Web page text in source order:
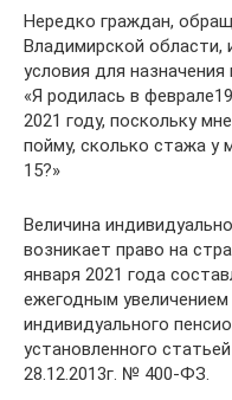
Нередко граждан,
Владимирской области,
условия для
«Я родилась в
2021 году, поскольку
пойму, сколько стажа
15?»
Величина
возникает право на
января 2021 года
ежегодным
индивидуального
установленного
28.12.2013г. № 400-ФЗ.